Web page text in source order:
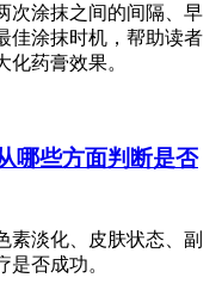
次涂抹之间的间隔、早
佳涂抹时机，帮助读者
药膏效果。
哪些方面判断是否
素淡化、皮肤状态、副
否成功。